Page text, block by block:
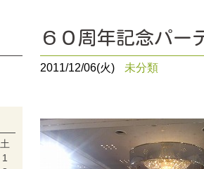
６０周年記念パー
2011/12/06(火) 未分類
土
1